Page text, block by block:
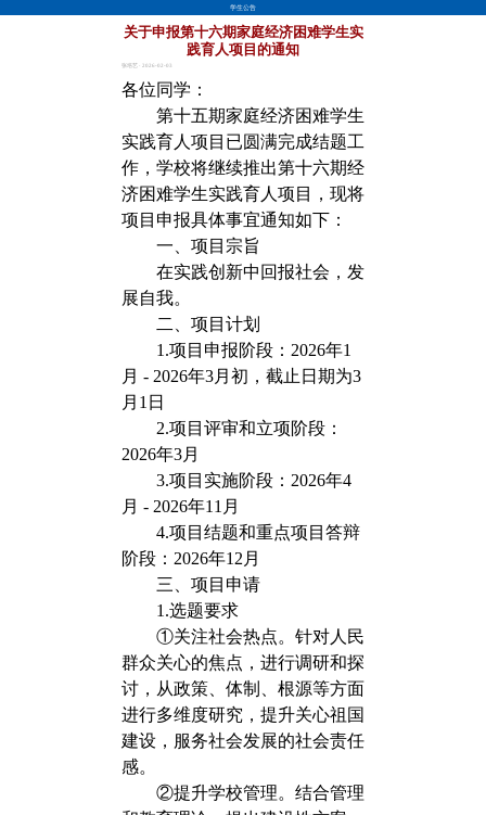
学生公告
关于申报第十六期家庭经济困难学生实
践育人项目的通知
张培艺 · 2026-02-03
各位同学 ：
第十五期家庭经济困难学生
实践育人项目已圆满完成结题工
作，学校将继续推出第十六期经
济困难学生实践育人项目，现将
项目申报具体事宜通知如下：
一、项目宗旨
在实践创新中回报社会，发
展自我。
二、项目计划
1.项目申报阶段：2026年1
月 - 2026年3月初，截止日期为3
月1日
2.项目评审和立项阶段：
2026年3月
3.项目实施阶段：2026年4
月 - 2026年11月
4.项目结题和重点项目答辩
阶段：2026年12月
三、项目申请
1.选题要求
①关注社会热点。针对人民
群众关心的焦点，进行调研和探
讨，从政策、体制、根源等方面
进行多维度研究，提升关心祖国
建设，服务社会发展的社会责任
感。
②提升学校管理。结合管理